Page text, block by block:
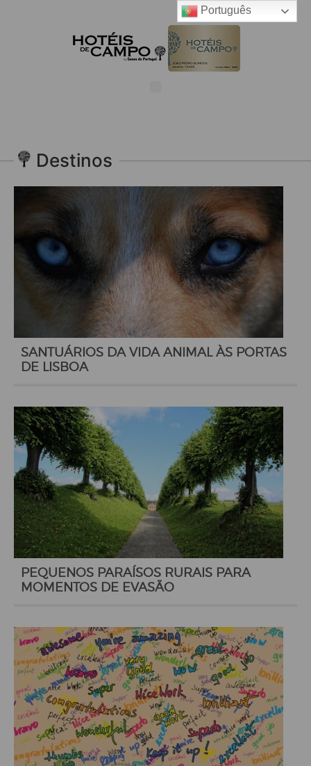
Destinos
SANTUÁRIOS DA VIDA ANIMAL ÀS PORTAS
DE LISBOA
PEQUENOS PARAÍSOS RURAIS PARA
MOMENTOS DE EVASÃO
Português